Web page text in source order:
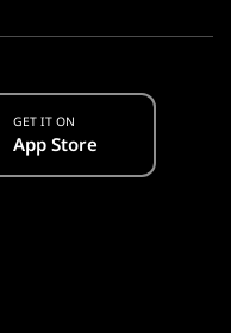
GET IT ON
App Store